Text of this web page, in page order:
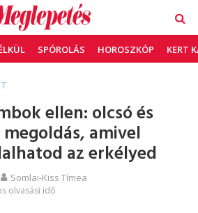
SPÓROLÁS HOROSZKÓP KERT
ellen: olcsó és
amivel
az erkélyed
Somlai-Kiss Tímea
olvasási idő